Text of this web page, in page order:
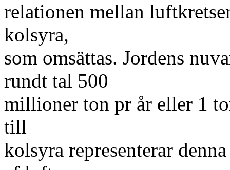
relationen mellan
kolsyra,
som omsättas. Jordens
rundt tal 500
millioner ton pr år eller 1
till
kolsyra representerar